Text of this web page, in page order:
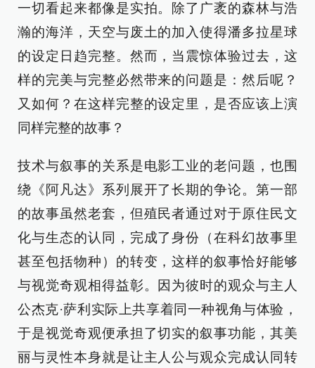
一切看起来都像是实拍。除了广袤的森林与浩
瀚的海洋，天空与废土的加入使得潘多拉星球
的设定日趋完整。然而，当震惊体验过去，这
样的完美与完整必然带来的问题是：然后呢？
又如何？在这样完整的设定里，是否应该上演
同样完整的故事？
技术与叙事的关系是电影工业的老问题，也围
绕《阿凡达》系列展开了长期的争论。第一部
的故事虽然老套，但殖民者通过对于原住民文
化与生态的认同，完成了身份（在科幻故事里
甚至包括物种）的转变，这样的叙事恰好能够
与视觉奇观相得益彰。因为彼时的观众与主人
公杰克·萨利实际上共享着同一种视角与体验，
于是视觉奇观便承担了切实的叙事功能，其美
丽与灵性本身就是让主人公与观众完成认同转